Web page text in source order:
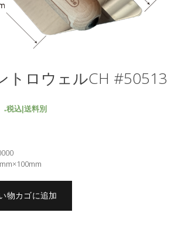
トロウェルCH #50513
税込|送料別
物カゴに追加